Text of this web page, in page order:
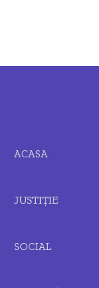
ACASA
JUSTIȚIE
SOCIAL